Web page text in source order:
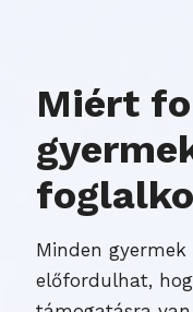
Miért
Minden
előfordulhat,